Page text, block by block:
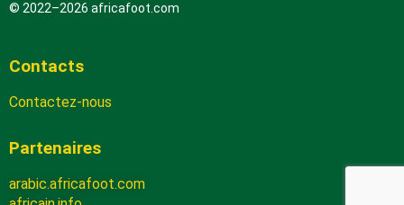
© 2022–2026 africafoot.com
Contacts
Contactez-nous
Partenaires
arabic.africafoot.com